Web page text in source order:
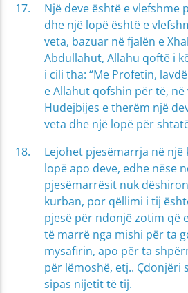
Një deve është e vlefshme
dhe një lopë është e
veta, bazuar në fjalën e
Abdullahut, Allahu qoftë i
i cili tha: “Me Profetin,
e Allahut qofshin për të, në
Hudejbijes e therëm një
veta dhe një lopë për
Lejohet pjesëmarrja në
lopë apo deve, edhe nëse
pjesëmarrësit nuk
kurban, por qëllimi i tij
pjesë për ndonjë zotim që
të marrë nga mishi për ta
mysafirin, apo për ta
për lëmoshë, etj.. Çdonjëri
sipas nijetit të tij.